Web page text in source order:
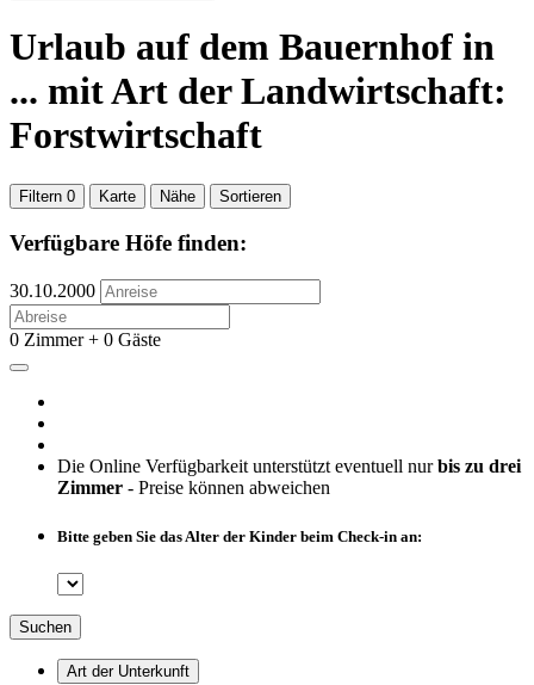
Urlaub auf dem Bauernhof in
... mit Art der Landwirtschaft:
Forstwirtschaft
Filtern 0 Karte Nähe Sortieren
Verfügbare Höfe finden:
30.10.2000
0 Zimmer + 0 Gäste
Die Online Verfügbarkeit unterstützt eventuell nurbis zu drei
Zimmer - Preise können abweichen
Bitte geben Sie das Alter der Kinder beim Check-in an:
Suchen
Art der Unterkunft